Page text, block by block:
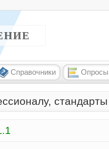
Справочники Опросы
стандарты